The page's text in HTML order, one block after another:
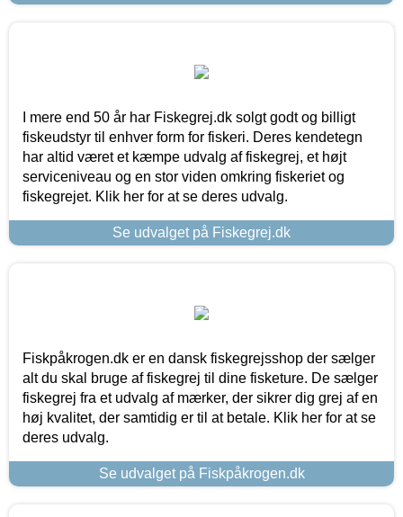
I mere end 50 år har Fiskegrej.dk solgt godt og billigt
fiskeudstyr til enhver form for fiskeri. Deres kendetegn
har altid været et kæmpe udvalg af fiskegrej, et højt
serviceniveau og en stor viden omkring fiskeriet og
fiskegrejet. Klik her for at se deres udvalg.
Se udvalget på Fiskegrej.dk
Fiskpåkrogen.dk er en dansk fiskegrejsshop der sælger
alt du skal bruge af fiskegrej til dine fisketure. De sælger
fiskegrej fra et udvalg af mærker, der sikrer dig grej af en
høj kvalitet, der samtidig er til at betale. Klik her for at se
deres udvalg.
Se udvalget på Fiskpåkrogen.dk